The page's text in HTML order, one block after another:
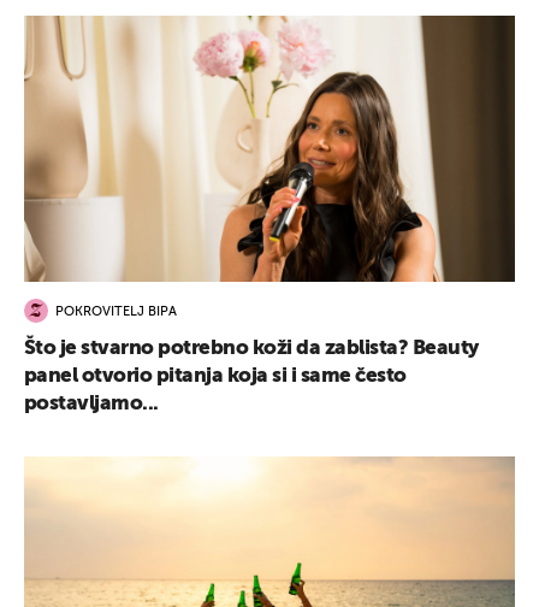
POKROVITELJ BIPA
Što je stvarno potrebno koži da zablista? Beauty
panel otvorio pitanja koja si i same često
postavljamo...